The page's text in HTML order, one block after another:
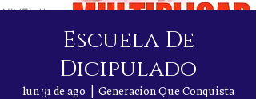
Escuela De
Dicipulado
lun 31 de ago Generacion Que Conquista